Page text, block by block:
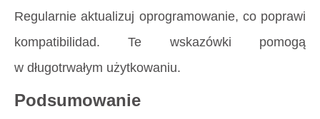
Regularnie aktualizuj oprogramowanie, co poprawi
kompatibilidad. Te wskazówki pomogą
w długotrwałym użytkowaniu.
Podsumowanie